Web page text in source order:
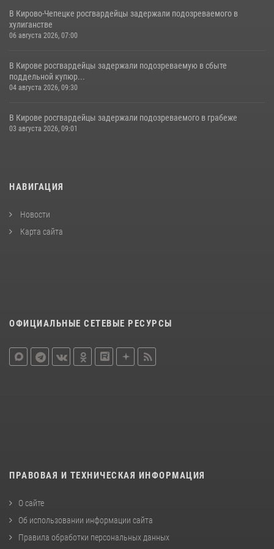
В Кирово-Чепецке росгвардейцы задержали подозреваемого в
хулиганстве
06 августа 2026, 07:00
В Кирове росгвардейцы задержали подозреваемую в сбыте
поддельной купюр...
04 августа 2026, 09:30
В Кирове росгвардейцы задержали подозреваемого в грабеже
03 августа 2026, 09:01
НАВИГАЦИЯ
Новости
Карта сайта
ОФИЦИАЛЬНЫЕ СЕТЕВЫЕ РЕСУРСЫ
ПРАВОВАЯ И ТЕХНИЧЕСКАЯ ИНФОРМАЦИЯ
О сайте
Об использовании информации сайта
Правила обработки персональных данных